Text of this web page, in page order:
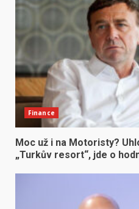
Finance
Moc už i na Motoristy?
„Turkův resort“, jde o